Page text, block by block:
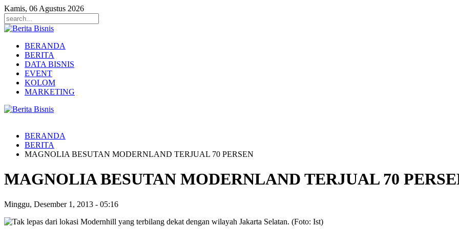
Kamis, 06 Agustus 2026
BERANDA
BERITA
DATA BISNIS
EVENT
KOLOM
MARKETING
BERANDA
BERITA
MAGNOLIA BESUTAN MODERNLAND TERJUAL 70 PERSEN
MAGNOLIA BESUTAN MODERNLAND TERJUAL 70
Minggu, Desember 1, 2013 - 05:16